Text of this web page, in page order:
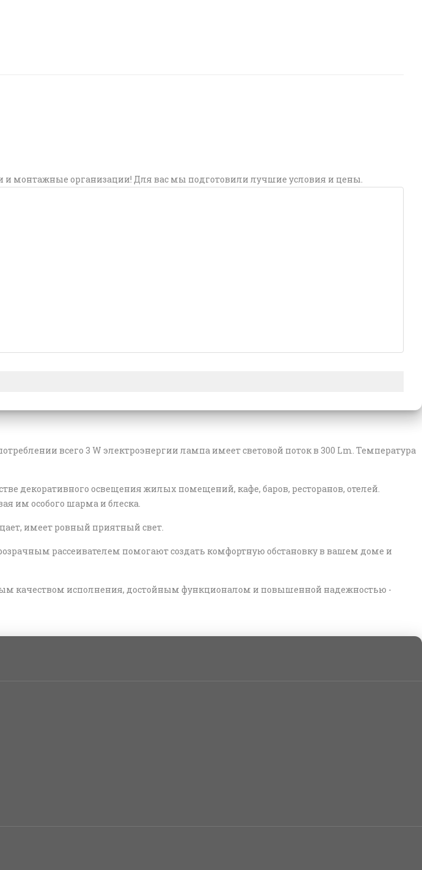
и монтажные организации! Для вас мы подготовили лучшие условия и цены.
всего 3 W электроэнергии лампа имеет световой поток в 300 Lm. Температура
декоративного освещения жилых помещений, кафе, баров, ресторанов, отелей.
им особого шарма и блеска.
имеет ровный приятный свет.
рассеивателем помогают создать комфортную обстановку в вашем доме и
качеством исполнения, достойным функционалом и повышенной надежностью -